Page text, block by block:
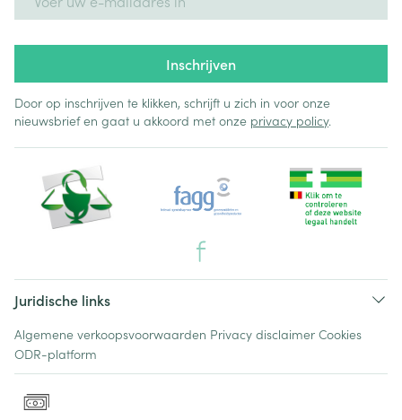
Inschrijven
Door op inschrijven te klikken, schrijft u zich in voor onze
nieuwsbrief en gaat u akkoord met onze privacy policy.
Juridische links
Algemene verkoopsvoorwaarden Privacy disclaimer Cookies
ODR-platform